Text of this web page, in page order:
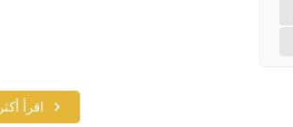
اقرأ أكثر